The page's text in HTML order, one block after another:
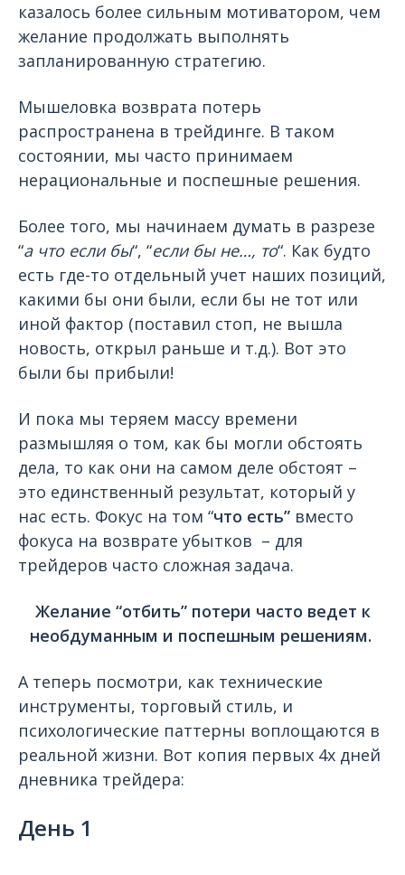
казалось более сильным мотиватором, чем
желание продолжать выполнять
запланированную стратегию.
Мышеловка возврата потерь
распространена в трейдинге. В таком
состоянии, мы часто принимаем
нерациональные и поспешные решения.
Более того, мы начинаем думать в разрезе
“а что если бы“, “если бы не…, то“. Как будто
есть где-то отдельный учет наших позиций,
какими бы они были, если бы не тот или
иной фактор (поставил стоп, не вышла
новость, открыл раньше и т.д.). Вот это
были бы прибыли!
И пока мы теряем массу времени
размышляя о том, как бы могли обстоять
дела, то как они на самом деле обстоят –
это единственный результат, который у
нас есть. Фокус на том “что есть” вместо
фокуса на возврате убытков – для
трейдеров часто сложная задача.
Желание “отбить” потери часто ведет к
необдуманным и поспешным решениям.
А теперь посмотри, как технические
инструменты, торговый стиль, и
психологические паттерны воплощаются в
реальной жизни. Вот копия первых 4х дней
дневника трейдера:
День 1